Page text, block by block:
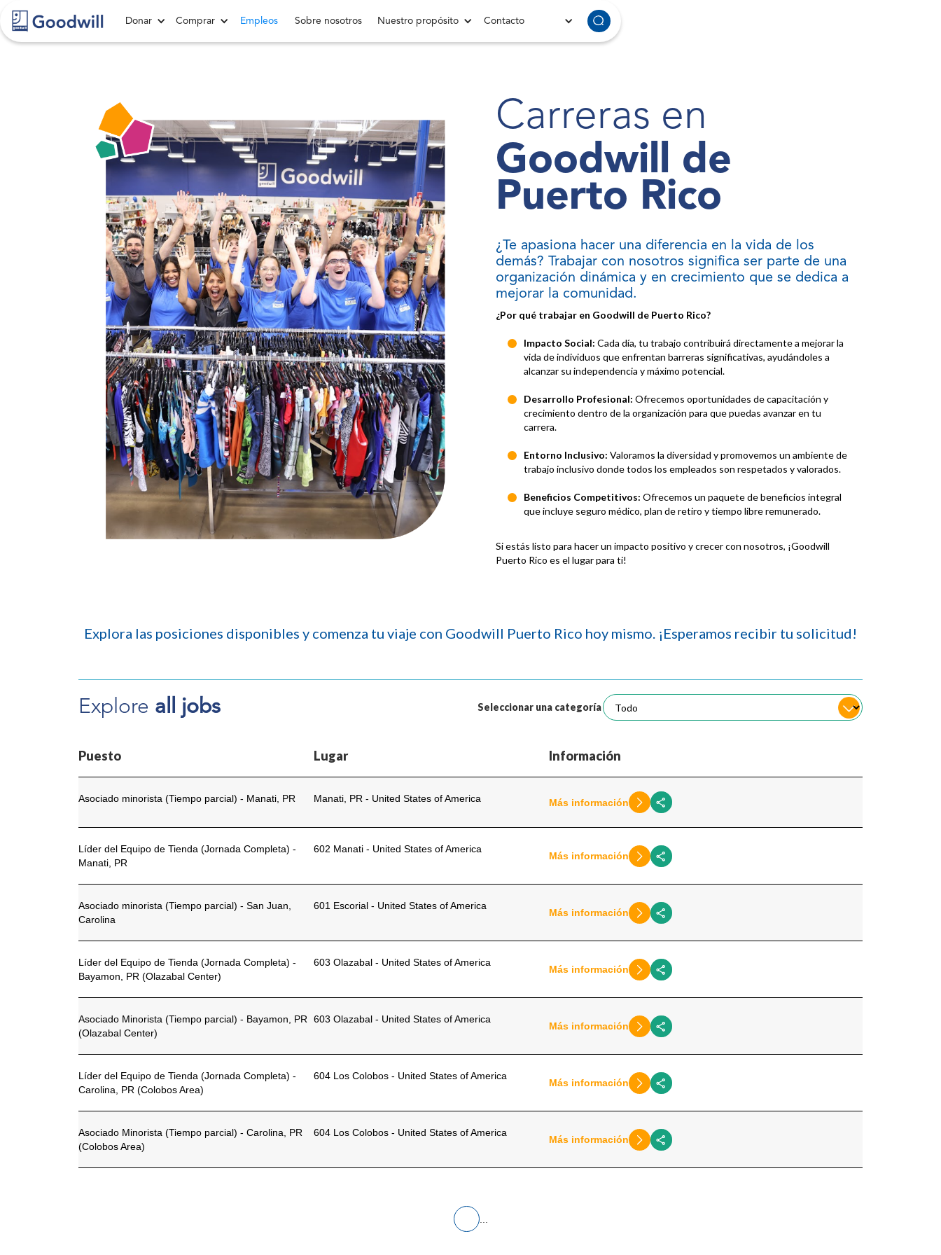
Donar Comprar Empleos Sobre nosotros Nuestro propósito Contacto
Carreras en
Goodwill de
Puerto Rico
¿Te apasiona hacer una diferencia en la vida de los
demás? Trabajar con nosotros significa ser parte de una
organización dinámica y en crecimiento que se dedica a
mejorar la comunidad.
¿Por qué trabajar en Goodwill de Puerto Rico?
Impacto Social: Cada día, tu trabajo contribuirá directamente a mejorar la
vida de individuos que enfrentan barreras significativas, ayudándoles a
alcanzar su independencia y máximo potencial.
Desarrollo Profesional: Ofrecemos oportunidades de capacitación y
crecimiento dentro de la organización para que puedas avanzar en tu
carrera.
Entorno Inclusivo: Valoramos la diversidad y promovemos un ambiente de
trabajo inclusivo donde todos los empleados son respetados y valorados.
Beneficios Competitivos: Ofrecemos un paquete de beneficios integral
que incluye seguro médico, plan de retiro y tiempo libre remunerado.
Si estás listo para hacer un impacto positivo y crecer con nosotros, ¡Goodwill
Puerto Rico es el lugar para ti!
Explora las posiciones disponibles y comenza tu viaje con Goodwill Puerto Rico hoy mismo. ¡Esperamos recibir tu solicitud!
Explore all jobs Seleccionar una categoría
Puesto Lugar Información
Asociado minorista (Tiempo parcial) - Manati, PR Manati, PR - United States of America Más información
Líder del Equipo de Tienda (Jornada Completa) -
Manati, PR
602 Manati - United States of America
Más información
Asociado minorista (Tiempo parcial) - San Juan,
Carolina
601 Escorial - United States of America
Más información
Líder del Equipo de Tienda (Jornada Completa) -
Bayamon, PR (Olazabal Center)
603 Olazabal - United States of America
Más información
Asociado Minorista (Tiempo parcial) - Bayamon, PR
(Olazabal Center)
603 Olazabal - United States of America
Más información
Líder del Equipo de Tienda (Jornada Completa) -
Carolina, PR (Colobos Area)
604 Los Colobos - United States of America
Más información
Asociado Minorista (Tiempo parcial) - Carolina, PR
(Colobos Area)
604 Los Colobos - United States of America
Más información
...